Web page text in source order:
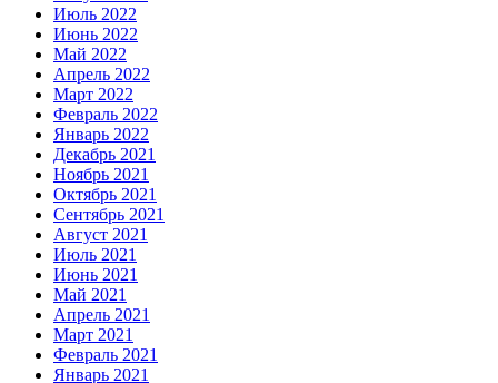
Июль 2022
Июнь 2022
Май 2022
Апрель 2022
Март 2022
Февраль 2022
Январь 2022
Декабрь 2021
Ноябрь 2021
Октябрь 2021
Сентябрь 2021
Август 2021
Июль 2021
Июнь 2021
Май 2021
Апрель 2021
Март 2021
Февраль 2021
Январь 2021